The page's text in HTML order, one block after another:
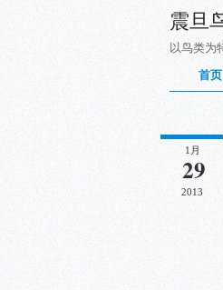
震旦
以鸟类为
首页
1月
29
2013